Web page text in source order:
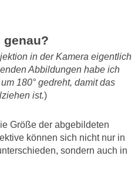
in der Kamera eigentlich
Abbildungen habe ich
180° gedreht, damit das
ist.)
Größe der abgebildeten
können sich nicht nur in
sondern auch in